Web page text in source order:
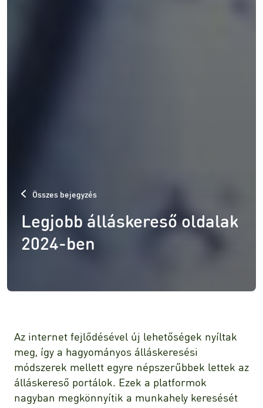
Összes bejegyzés
Legjobb álláskereső oldalak
2024-ben
Az internet fejlődésével új lehetőségek nyíltak
meg, így a hagyományos álláskeresési
módszerek mellett egyre népszerűbbek lettek az
álláskereső portálok. Ezek a platformok
nagyban megkönnyítik a munkahely keresését